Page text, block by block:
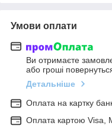
Умови оплати
Ви отримаєте
або гроші
Детальніше
Оплата на картку
Оплата картою Visa,